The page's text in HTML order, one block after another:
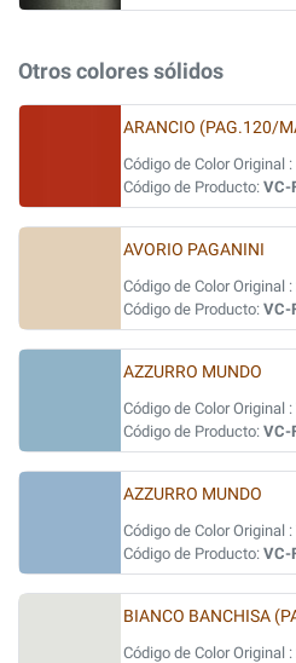
Otros colores sólidos
ARANCIO (PAG.120/
Código de Color Original :
Código de Producto: VC-
AVORIO PAGANINI
Código de Color Original :
Código de Producto: VC-
AZZURRO MUNDO
Código de Color Original :
Código de Producto: VC-
AZZURRO MUNDO
Código de Color Original :
Código de Producto: VC-
BIANCO BANCHISA
Código de Color Original :